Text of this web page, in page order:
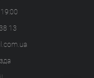
13